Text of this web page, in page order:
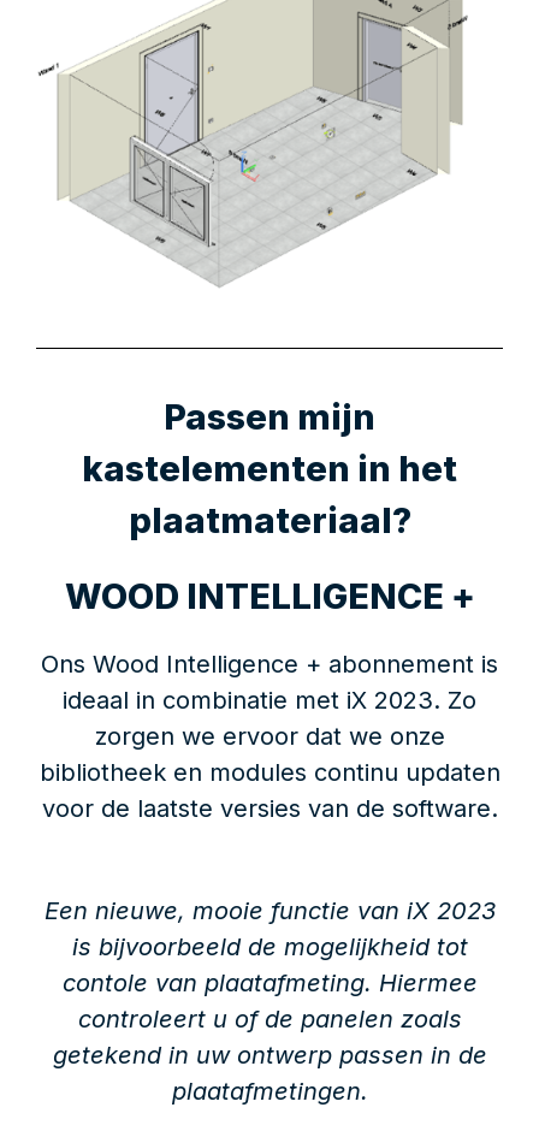
Passen mijn
kastelementen in het
plaatmateriaal?
WOOD INTELLIGENCE +
Ons Wood Intelligence + abonnement is
ideaal in combinatie met iX 2023. Zo
zorgen we ervoor dat we onze
bibliotheek en modules continu updaten
voor de laatste versies van de software.
Een nieuwe, mooie functie van iX 2023
is bijvoorbeeld de mogelijkheid tot
contole van plaatafmeting. Hiermee
controleert u of de panelen zoals
getekend in uw ontwerp passen in de
plaatafmetingen.